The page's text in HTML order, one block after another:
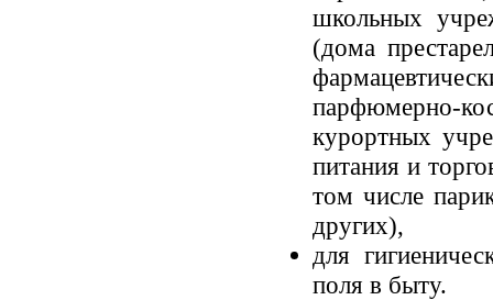
школьных
(дома
парфюмерно-
курортных
питания и
том числе
других),
для
поля в быту.